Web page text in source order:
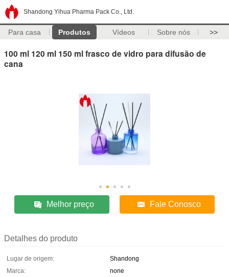
Shandong Yihua Pharma Pack Co., Ltd.
Para casa Produtos Vídeos Sobre nós >>
100 ml 120 ml 150 ml frasco de vidro para difusão de
cana
Melhor preço Fale Conosco
Detalhes do produto
Lugar de origem:
Shandong
Marca:
none